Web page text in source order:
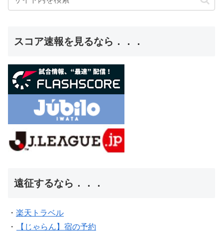
スコア速報を見るなら．．．
遠征するなら．．．
・ 楽天トラベル
・
【じゃらん】宿の予約